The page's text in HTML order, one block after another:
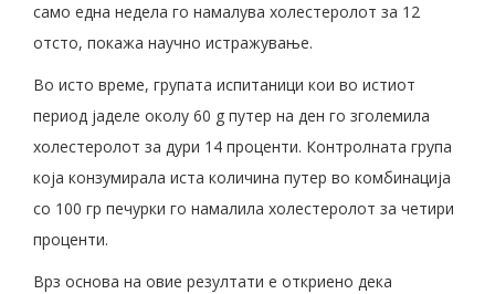
само една недела го намалува холестеролот за 12
отсто, покажа научно истражување.
Во исто време, групата испитаници кои во истиот
период јаделе околу 60 g путер на ден го зголемила
холестеролот за дури 14 проценти. Контролната група
која конзумирала иста количина путер во комбинација
со 100 гр печурки го намалила холестеролот за четири
проценти.
Врз основа на овие резултати е откриено дека